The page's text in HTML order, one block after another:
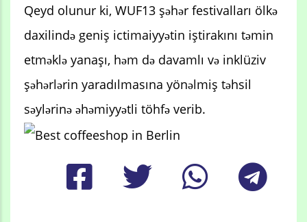
Qeyd olunur ki, WUF13 şəhər festivalları ölkə
daxilində geniş ictimaiyyətin iştirakını təmin
etməklə yanaşı, həm də davamlı və inklüziv
şəhərlərin yaradılmasına yönəlmiş təhsil
səylərinə əhəmiyyətli töhfə verib.